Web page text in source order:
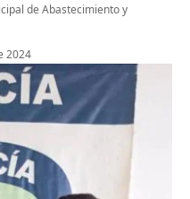
de Abastecimiento y
2024